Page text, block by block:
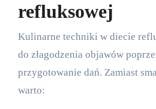
refluksowej
Kulinarne techniki w diecie
do złagodzenia objawów
przygotowanie dań. Zamiast
warto: